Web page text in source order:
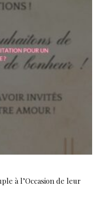
à l’Occasion de leur